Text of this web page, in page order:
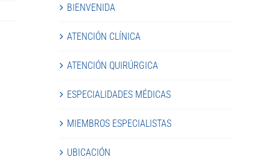
BIENVENIDA
ATENCIÓN CLÍNICA
ATENCIÓN QUIRÚRGICA
ESPECIALIDADES MÉDICAS
MIEMBROS ESPECIALISTAS
UBICACIÓN